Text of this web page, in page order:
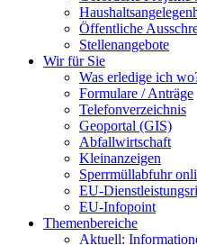
Öffentliche
Stellenangebote
Wir für Sie
Was erledige ich
Formulare / Anträge
Telefonverzeichnis
Geoportal (GIS)
Abfallwirtschaft
Kleinanzeigen
Sperrmüllabfuhr
EU-
EU-Infopoint
Themenbereiche
Aktuell: